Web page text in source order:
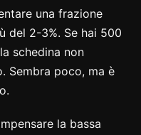
una frazione
del 2-3%. Se hai 500
schedina non
Sembra poco, ma è
la bassa